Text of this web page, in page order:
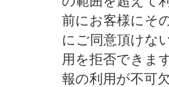
前にお客様にそ
にご同意頂けな
用を拒否できま
報の利用が不可